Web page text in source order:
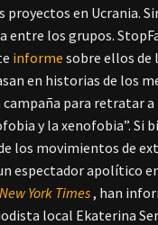
en Ucrania.
entre los grupos.
informe sobre ellos de
en historias de los
para retratar
y la xenofobia”. Si
los movimientos de
espectador apolítico
York Times, han
local Ekaterina